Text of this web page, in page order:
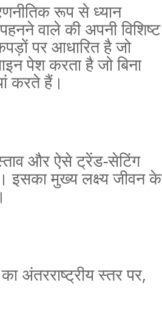
रूप से ध्यान
वाले की अपनी विशिष्ट
पर आधारित है जो
पेश करता है जो बिना
करते हैं।
और ऐसे ट्रेंड-सेटिंग
इसका मुख्य लक्ष्य जीवन के
अंतरराष्ट्रीय स्तर पर,